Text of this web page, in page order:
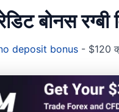
बोनस रग्बी
deposit bonus - $120